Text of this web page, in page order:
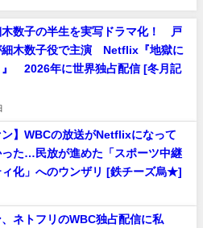
木数子の半生を実写ドラマ化！ 戸
細木数子役で主演 Netflix『地獄に
』 2026年に世界独占配信 [冬月記
ン】WBCの放送がNetflixになって
た…民放が進めた「スポーツ中継
化」へのウンザリ [鉄チーズ烏★]
ネトフリのWBC独占配信に私